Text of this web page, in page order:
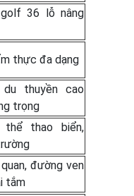
36 lỗ nâng
thực đa dạng
thuyền cao
trọng
thao biển,
đường ven
tắm